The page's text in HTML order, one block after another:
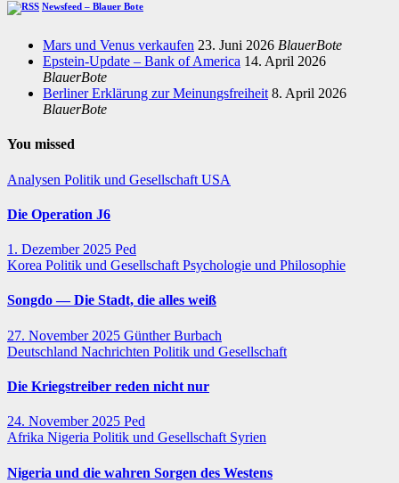
Newsfeed – Blauer Bote
Mars und Venus verkaufen 23. Juni 2026 BlauerBote
Epstein-Update – Bank of America 14. April 2026
BlauerBote
Berliner Erklärung zur Meinungsfreiheit 8. April 2026
BlauerBote
You missed
Analysen Politik und Gesellschaft USA
Die Operation J6
1. Dezember 2025 Ped
Korea Politik und Gesellschaft Psychologie und Philosophie
Songdo — Die Stadt, die alles weiß
27. November 2025 Günther Burbach
Deutschland Nachrichten Politik und Gesellschaft
Die Kriegstreiber reden nicht nur
24. November 2025 Ped
Afrika Nigeria Politik und Gesellschaft Syrien
Nigeria und die wahren Sorgen des Westens